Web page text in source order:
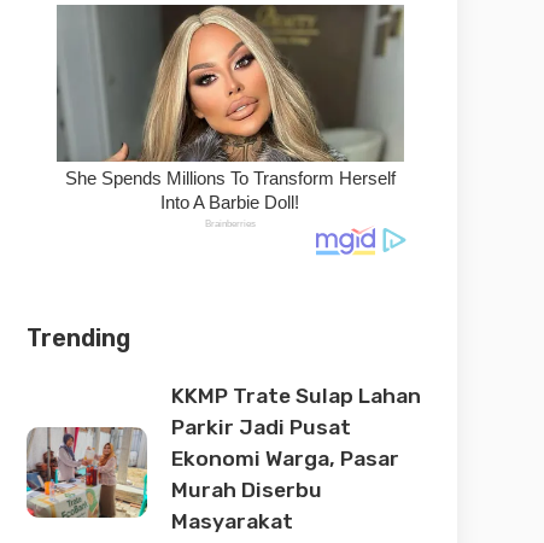
Trending
KKMP Trate Sulap Lahan
Parkir Jadi Pusat
Ekonomi Warga, Pasar
Murah Diserbu
Masyarakat